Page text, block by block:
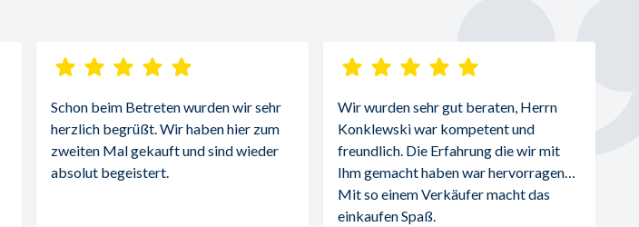
Schon beim Betreten wurden wir sehr
herzlich begrüßt. Wir haben hier zum
zweiten Mal gekauft und sind wieder
absolut begeistert.
Wir wurden sehr gut beraten, Herrn
Konklewski war kompetent und
freundlich. Die Erfahrung die wir mit
Ihm gemacht haben war hervorragend.
Mit so einem Verkäufer macht das
einkaufen Spaß.